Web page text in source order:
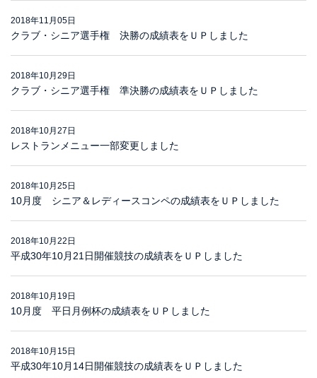
2018年11月05日
クラブ・シニア選手権 決勝の成績表をＵＰしました
2018年10月29日
クラブ・シニア選手権 準決勝の成績表をＵＰしました
2018年10月27日
レストランメニュー一部変更しました
2018年10月25日
10月度 シニア＆レディースコンペの成績表をＵＰしました
2018年10月22日
平成30年10月21日開催競技の成績表をＵＰしました
2018年10月19日
10月度 平日月例杯の成績表をＵＰしました
2018年10月15日
平成30年10月14日開催競技の成績表をＵＰしました